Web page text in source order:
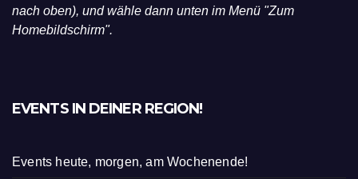
nach oben), und wähle dann unten im Menü "Zum
Homebildschirm".
EVENTS IN DEINER REGION!
Events heute, morgen, am Wochenende!